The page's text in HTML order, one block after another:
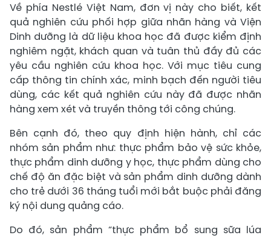
Về phía Nestlé Việt Nam, đơn vị này cho biết, kết
quả nghiên cứu phối hợp giữa nhãn hàng và Viện
Dinh dưỡng là dữ liệu khoa học đã được kiểm định
nghiêm ngặt, khách quan và tuân thủ đầy đủ các
yêu cầu nghiên cứu khoa học. Với mục tiêu cung
cấp thông tin chính xác, minh bạch đến người tiêu
dùng, các kết quả nghiên cứu này đã được nhãn
hàng xem xét và truyền thông tới công chúng.
Bên cạnh đó, theo quy định hiện hành, chỉ các
nhóm sản phẩm như: thực phẩm bảo vệ sức khỏe,
thực phẩm dinh dưỡng y học, thực phẩm dùng cho
chế độ ăn đặc biệt và sản phẩm dinh dưỡng dành
cho trẻ dưới 36 tháng tuổi mới bắt buộc phải đăng
ký nội dung quảng cáo.
Do đó, sản phẩm “thực phẩm bổ sung sữa lúa